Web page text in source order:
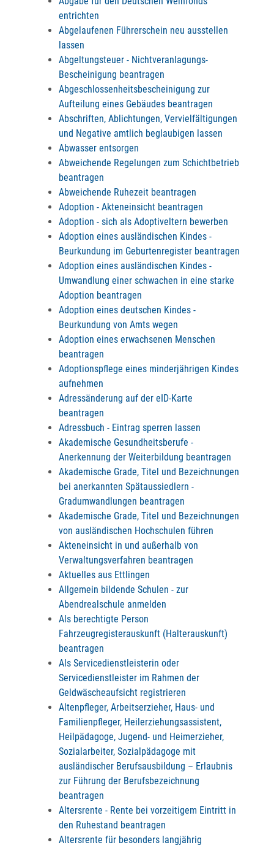
entrichten
Abgelaufenen Führerschein neu ausstellen
lassen
Abgeltungsteuer - Nichtveranlagungs-
Bescheinigung beantragen
Abgeschlossenheitsbescheinigung zur
Aufteilung eines Gebäudes beantragen
Abschriften, Ablichtungen, Vervielfältigungen
und Negative amtlich beglaubigen lassen
Abwasser entsorgen
Abweichende Regelungen zum Schichtbetrieb
beantragen
Abweichende Ruhezeit beantragen
Adoption - Akteneinsicht beantragen
Adoption - sich als Adoptiveltern bewerben
Adoption eines ausländischen Kindes -
Beurkundung im Geburtenregister beantragen
Adoption eines ausländischen Kindes -
Umwandlung einer schwachen in eine starke
Adoption beantragen
Adoption eines deutschen Kindes -
Beurkundung von Amts wegen
Adoption eines erwachsenen Menschen
beantragen
Adoptionspflege eines minderjährigen Kindes
aufnehmen
Adressänderung auf der eID-Karte
beantragen
Adressbuch - Eintrag sperren lassen
Akademische Gesundheitsberufe -
Anerkennung der Weiterbildung beantragen
Akademische Grade, Titel und Bezeichnungen
bei anerkannten Spätaussiedlern -
Gradumwandlungen beantragen
Akademische Grade, Titel und Bezeichnungen
von ausländischen Hochschulen führen
Akteneinsicht in und außerhalb von
Verwaltungsverfahren beantragen
Aktuelles aus Ettlingen
Allgemein bildende Schulen - zur
Abendrealschule anmelden
Als berechtigte Person
Fahrzeugregisterauskunft (Halterauskunft)
beantragen
Als Servicedienstleisterin oder
Servicedienstleister im Rahmen der
Geldwäscheaufsicht registrieren
Altenpfleger, Arbeitserzieher, Haus- und
Familienpfleger, Heilerziehungsassistent,
Heilpädagoge, Jugend- und Heimerzieher,
Sozialarbeiter, Sozialpädagoge mit
ausländischer Berufsausbildung – Erlaubnis
zur Führung der Berufsbezeichnung
beantragen
Altersrente - Rente bei vorzeitigem Eintritt in
den Ruhestand beantragen
Altersrente für besonders langjährig